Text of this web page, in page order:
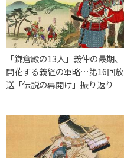
「鎌倉殿の13人」義仲の最期、
開花する義経の軍略…第16回放
送「伝説の幕開け」振り返り